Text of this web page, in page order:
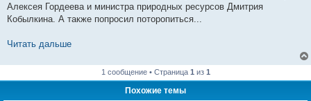
Алексея Гордеева и министра природных ресурсов Дмитрия
Кобылкина. А также попросил поторопиться...
Читать дальше
1 сообщение • Страница 1 из 1
Похожие темы